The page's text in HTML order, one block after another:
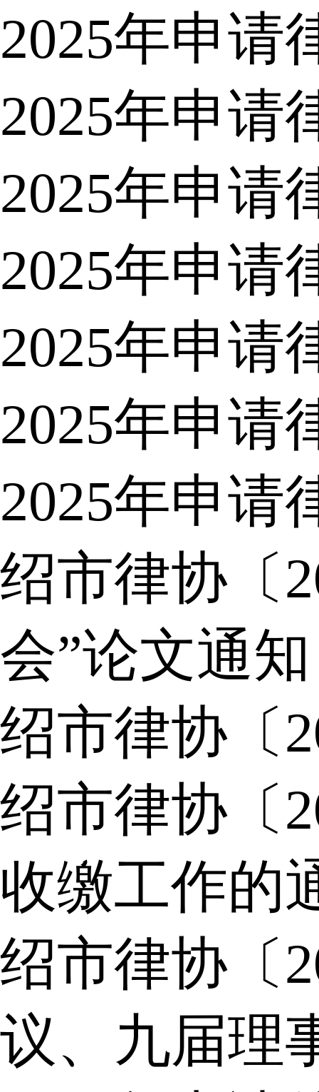
2025年申请
2025年申请
2025年申请
2025年申请
2025年申请
2025年申请
2025年申请
绍市律协〔
会”论文通知
绍市律协〔
绍市律协〔
收缴工作的
绍市律协〔
议、九届理